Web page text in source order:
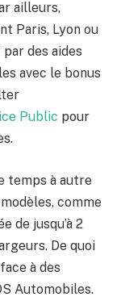
ailleurs,
Paris, Lyon ou
des aides
avec le bonus
Public pour
temps à autre
comme
de jusqu’à 2
De quoi
à des
Automobiles.